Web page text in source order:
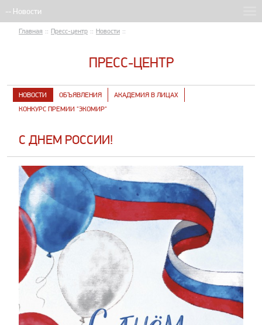
Главная :: Пресс-центр :: Новости ::
ПРЕСС-ЦЕНТР
НОВОСТИ ОБЪЯВЛЕНИЯ
АКАДЕМИЯ В ЛИЦАХ
КОНКУРС ПРЕМИИ "ЭКОМИР"
С ДНЕМ РОССИИ!